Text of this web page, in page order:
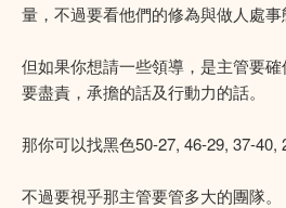
量，不過要看他們的修為與做人處事
但如果你想請一些領導，是主管要確
要盡責，承擔的話及行動力的話。
那你可以找黑色50-27, 46-29, 37-40,
不過要視乎那主管要管多大的團隊。